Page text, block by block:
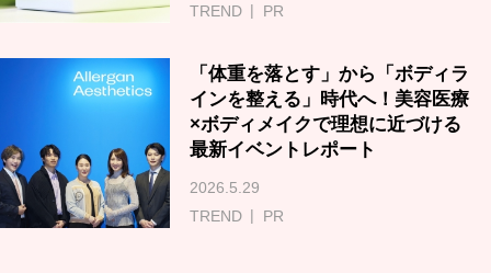
TREND
PR
「体重を落とす」から「ボディラ
インを整える」時代へ！美容医療
×ボディメイクで理想に近づける
最新イベントレポート
2026.5.29
TREND
PR